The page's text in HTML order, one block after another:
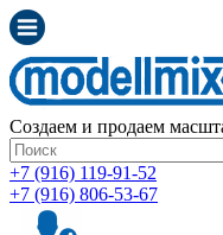
Создаем и продаем
+7 (916) 119-91-52
+7 (916) 806-53-67